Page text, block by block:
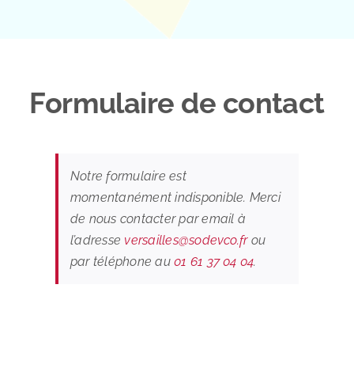
Formulaire de contact
Notre formulaire est
momentanément indisponible. Merci
de nous contacter par email à
l’adresse versailles@sodevco.frou
par téléphone au01 61 37 04 04.